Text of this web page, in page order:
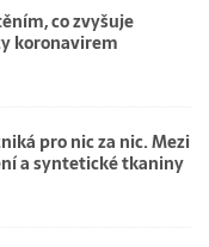
co zvyšuje
koronavirem
pro nic za nic. Mezi
a syntetické tkaniny